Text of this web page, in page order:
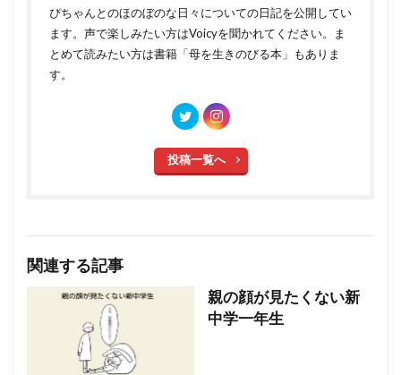
ぴちゃんとのほのぼのな日々についての日記を公開してい
ます。声で楽しみたい方はVoicyを聞かれてください。ま
とめて読みたい方は書籍「母を生きのびる本」もありま
す。
投稿一覧へ
関連する記事
親の顔が見たくない新
中学一年生